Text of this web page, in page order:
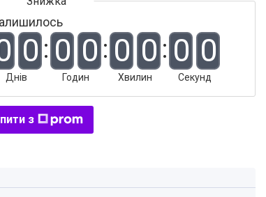
0
Днів
0 0
Годин
0 0
Хвилин
0 0
Секунд
з